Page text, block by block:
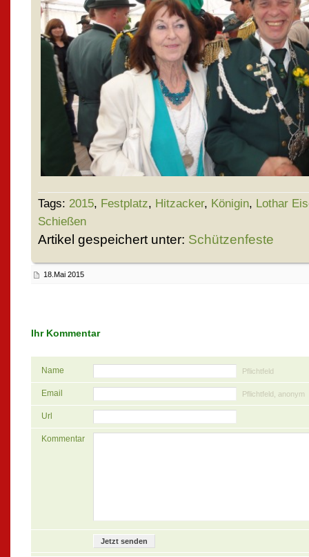
Tags: 2015, Festplatz, Hitzacker, Königin, Lothar
Schießen
Artikel gespeichert unter: Schützenfeste
18.Mai 2015
Ihr Kommentar
Name Pflichtfeld
Email Pflichtfeld, anonym
Url
Kommentar